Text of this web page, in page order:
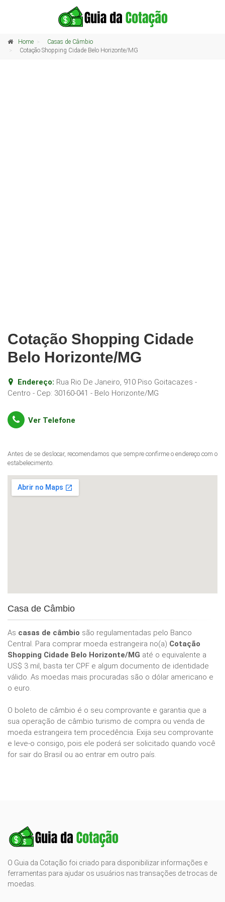
Home
Casas de Câmbio
Cotação Shopping Cidade Belo Horizonte/MG
Cotação Shopping Cidade
Belo Horizonte/MG
Endereço: Rua Rio De Janeiro, 910 Piso Goitacazes -
Centro - Cep: 30160-041 - Belo Horizonte/MG
Ver Telefone
Antes de se deslocar, recomendamos que sempre confirme o endereço com o
estabelecimento.
Casa de Câmbio
As casas de câmbio são regulamentadas pelo Banco
Central. Para comprar moeda estrangeira no(a) Cotação
Shopping Cidade Belo Horizonte/MG até o equivalente a
US$ 3 mil, basta ter CPF e algum documento de identidade
válido. As moedas mais procuradas são o dólar americano e
o euro.
O boleto de câmbio é o seu comprovante e garantia que a
sua operação de câmbio turismo de compra ou venda de
moeda estrangeira tem procedência. Exija seu comprovante
e leve-o consigo, pois ele poderá ser solicitado quando você
for sair do Brasil ou ao entrar em outro país.
O Guia da Cotação foi criado para disponibilizar informações e
ferramentas para ajudar os usuários nas transações de trocas de
moedas.